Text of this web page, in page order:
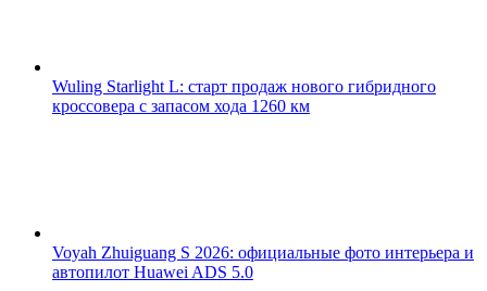
Wuling Starlight L: старт продаж нового гибридного
кроссовера с запасом хода 1260 км
Voyah Zhuiguang S 2026: официальные фото интерьера и
автопилот Huawei ADS 5.0